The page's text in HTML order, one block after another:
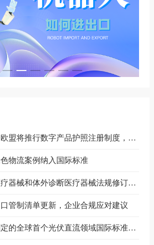
出口注意！欧盟将推行数字产品护照注册制度，合规门槛进一步提升！
物流案例纳入国际标准
欧盟发布医疗器械和体外诊断医疗器械法规修订提案
管制清单更新，企业合规应对建议
我国牵头制定的全球首个光伏直流领域国际标准正式发布